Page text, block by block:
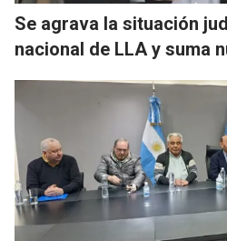
Se agrava la situación
nacional de LLA y suma